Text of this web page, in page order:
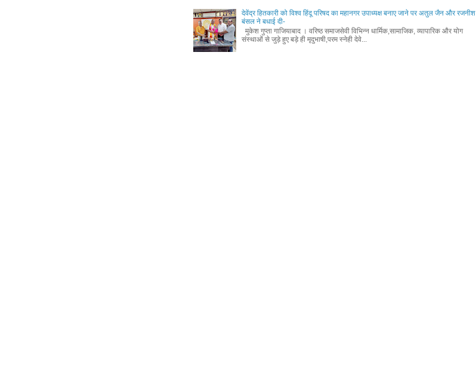
देवेंद्र हितकारी को विश्व हिंदू परिषद का महानगर उपाध्यक्ष बनाए जाने पर अतुल जैन और रजनीश
बंसल ने बधाई दी-
मुकेश गुप्ता गाजियाबाद । वरिष्ठ समाजसेवी विभिन्न धार्मिक,सामाजिक, व्यापारिक और योग
संस्थाओं से जुड़े हुए बड़े ही मृदुभाषी,परम स्नेही देवे...